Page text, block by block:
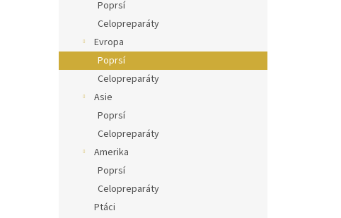
n
e
Poprsí
Celopreparáty
Evropa
Poprsí
Celopreparáty
Asie
Poprsí
Celopreparáty
Amerika
Poprsí
Celopreparáty
Ptáci